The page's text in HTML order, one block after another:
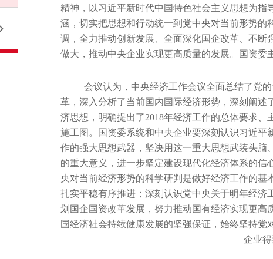
精神，以习近平新时代中国特色社会主义思想为
涵，切实把思想和行动统一到党中央对当前形势
调，全力推动创新发展、全面深化国企改革、不
做大，推动中央企业实现更高质量的发展。国资委
会议认为，中央经济工作会议全面总结了党
革，深入分析了当前国内国际经济形势，深刻阐
济思想，明确提出了2018年经济工作的总体要求
施工图。国资委系统和中央企业要深刻认识习近
作的强大思想武器，坚决用这一重大思想武装头
的重大意义，进一步坚定建设现代化经济体系的
央对当前经济形势的科学研判是做好经济工作的
扎实平稳有序推进；深刻认识党中央关于明年经
划国企国资改革发展，努力推动国有经济实现更
国经济社会持续健康发展的坚强保证，始终坚持
企业得